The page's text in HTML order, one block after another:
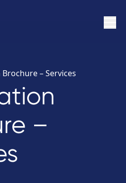
– Services
–